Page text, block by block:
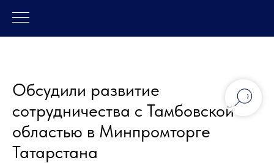
Обсудили развитие
сотрудничества с Тамбовской
областью в Минпромторге
Татарстана